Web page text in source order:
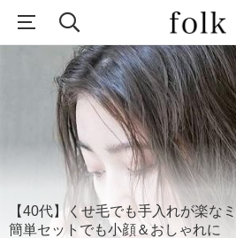
【40代】くせ毛でも手入れが楽な
簡単セットでも小顔＆おしゃれに